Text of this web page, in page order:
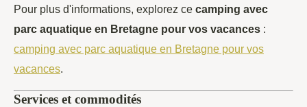
Pour plus d'informations, explorez ce camping avec
parc aquatique en Bretagne pour vos vacances :
camping avec parc aquatique en Bretagne pour vos
vacances.
Services et commodités